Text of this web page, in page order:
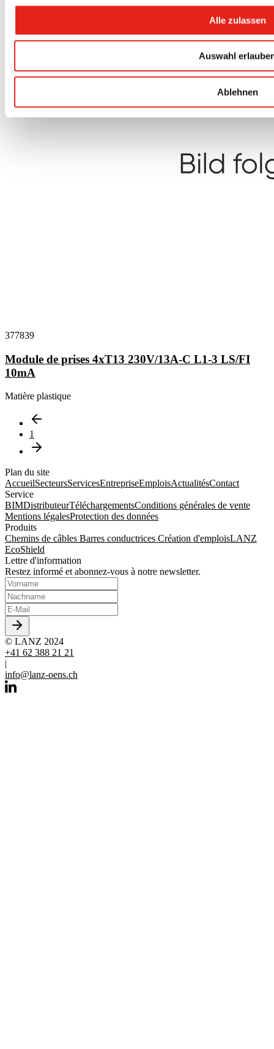
Alle zulassen
Auswahl
Ablehnen
Matière plastique
377839
Module de prises 4xT13 230V/13A-C L1-3 LS/FI
10mA
Matière plastique
1
Plan du site
AccueilSecteursServicesEntrepriseEmploisActualitésContact
Service
BIMDistributeurTéléchargementsConditions générales de vente
Mentions légalesProtection des données
Produits
Chemins de câbles Barres conductrices Création d'emploisLANZ
EcoShield
Lettre d'information
Restez informé et abonnez-vous à notre newsletter.
© LANZ 2024
+41 62 388 21 21
|
info@lanz-oens.ch